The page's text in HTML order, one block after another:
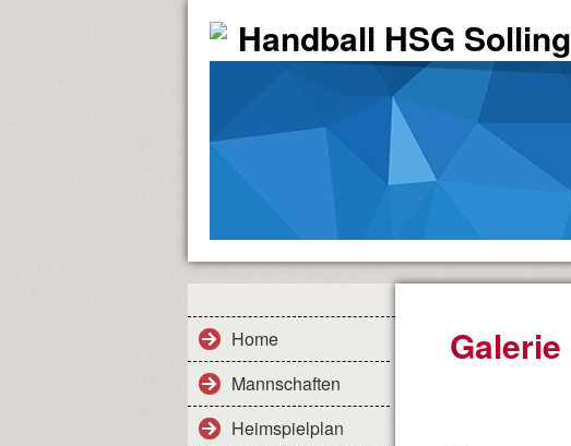
Handball HSG Solling
Home
Mannschaften
Heimspielplan
Galerie